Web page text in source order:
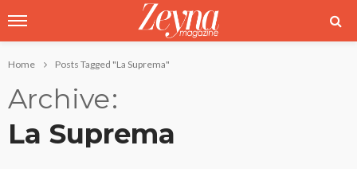
Home Posts Tagged "La Suprema"
Archive
La Suprema